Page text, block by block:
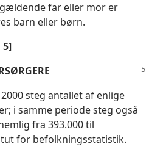
far eller mor er
barn eller børn.
5]
steg antallet af enlige
i samme periode steg også
fra 393.000 til
for befolkningsstatistik.